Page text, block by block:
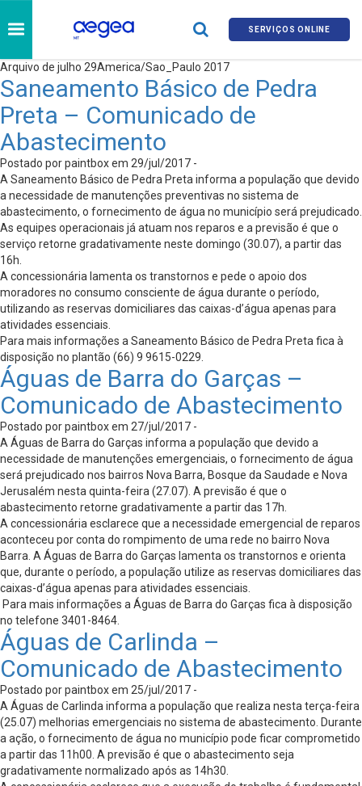
SERVIÇOS ONLINE
Arquivo de julho 29America/Sao_Paulo 2017
Saneamento Básico de Pedra
Preta – Comunicado de
Abastecimento
Postado por paintbox em 29/jul/2017 -
A Saneamento Básico de Pedra Preta informa a população que devido
a necessidade de manutenções preventivas no sistema de
abastecimento, o fornecimento de água no município será prejudicado.
As equipes operacionais já atuam nos reparos e a previsão é que o
serviço retorne gradativamente neste domingo (30.07), a partir das
16h.
A concessionária lamenta os transtornos e pede o apoio dos
moradores no consumo consciente de água durante o período,
utilizando as reservas domiciliares das caixas-d’água apenas para
atividades essenciais.
Para mais informações a Saneamento Básico de Pedra Preta fica à
disposição no plantão (66) 9 9615-0229.
Águas de Barra do Garças –
Comunicado de Abastecimento
Postado por paintbox em 27/jul/2017 -
A Águas de Barra do Garças informa a população que devido a
necessidade de manutenções emergenciais, o fornecimento de água
será prejudicado nos bairros Nova Barra, Bosque da Saudade e Nova
Jerusalém nesta quinta-feira (27.07). A previsão é que o
abastecimento retorne gradativamente a partir das 17h.
A concessionária esclarece que a necessidade emergencial de reparos
aconteceu por conta do rompimento de uma rede no bairro Nova
Barra. A Águas de Barra do Garças lamenta os transtornos e orienta
que, durante o período, a população utilize as reservas domiciliares das
caixas-d’água apenas para atividades essenciais.
Para mais informações a Águas de Barra do Garças fica à disposição
no telefone 3401-8464.
Águas de Carlinda –
Comunicado de Abastecimento
Postado por paintbox em 25/jul/2017 -
A Águas de Carlinda informa a população que realiza nesta terça-feira
(25.07) melhorias emergenciais no sistema de abastecimento. Durante
a ação, o fornecimento de água no município pode ficar comprometido
a partir das 11h00. A previsão é que o abastecimento seja
gradativamente normalizado após as 14h30.